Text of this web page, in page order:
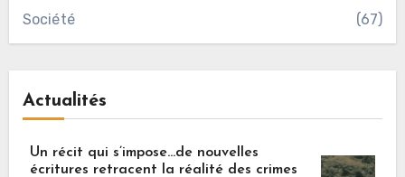
Société (67)
Actualités
Un récit qui s’impose…de nouvelles
écritures retracent la réalité des crimes